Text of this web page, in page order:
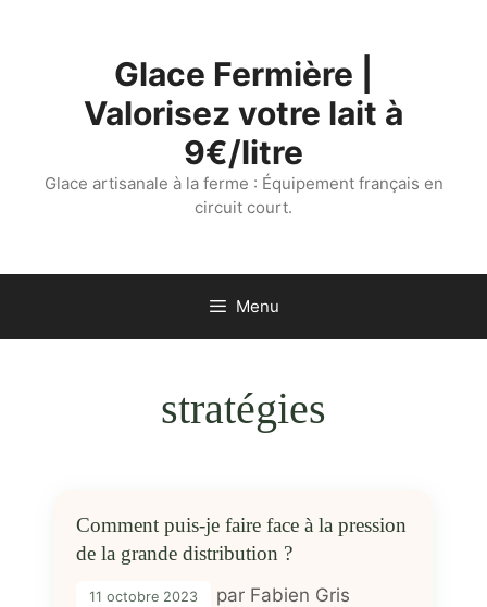
Glace Fermière |
Valorisez votre lait à
9€/litre
Glace artisanale à la ferme : Équipement français en
circuit court.
Menu
stratégies
Comment puis-je faire face à la pression
de la grande distribution ?
11 octobre 2023 par Fabien Gris